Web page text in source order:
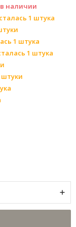
наличии
1 штука
1 штука
1 штука
штуки